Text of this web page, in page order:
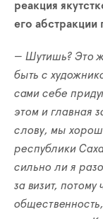
реакция
его абстракции
— Шутишь? Это
быть с
сами себе
этом и главная
слову, мы
республики
сильно ли я
за визит,